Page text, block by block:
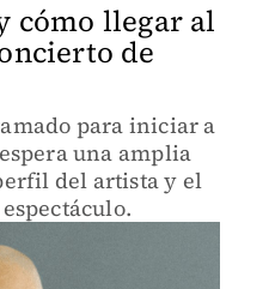
cómo llegar al
de
para iniciar a
una amplia
del artista y el